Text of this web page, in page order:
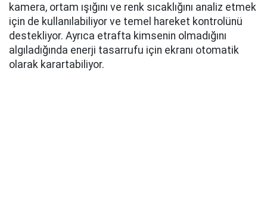
kamera, ortam ışığını ve renk sıcaklığını analiz etmek
için de kullanılabiliyor ve temel hareket kontrolünü
destekliyor. Ayrıca etrafta kimsenin olmadığını
algıladığında enerji tasarrufu için ekranı otomatik
olarak karartabiliyor.